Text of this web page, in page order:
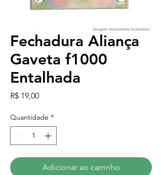
Fechadura Aliança
Gaveta f1000
Entalhada
R$ 19,00Preço
Quantidade *
Adicionar ao carrinho